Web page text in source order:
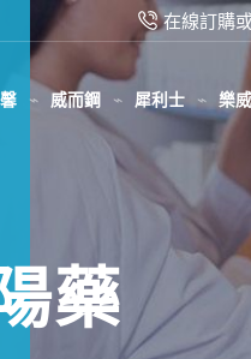
在線訂購
威而鋼 犀利士 樂
藥